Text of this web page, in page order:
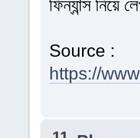
ফিন্যান্স নিয়ে
Source :
https://